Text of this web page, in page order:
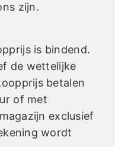
zijn.
is bindend.
de wettelijke
betalen
of met
exclusief
wordt